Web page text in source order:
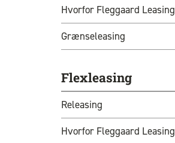
Hvorfor Fleggaard Leasing
Grænseleasing
Flexleasing
Releasing
Hvorfor Fleggaard Leasing